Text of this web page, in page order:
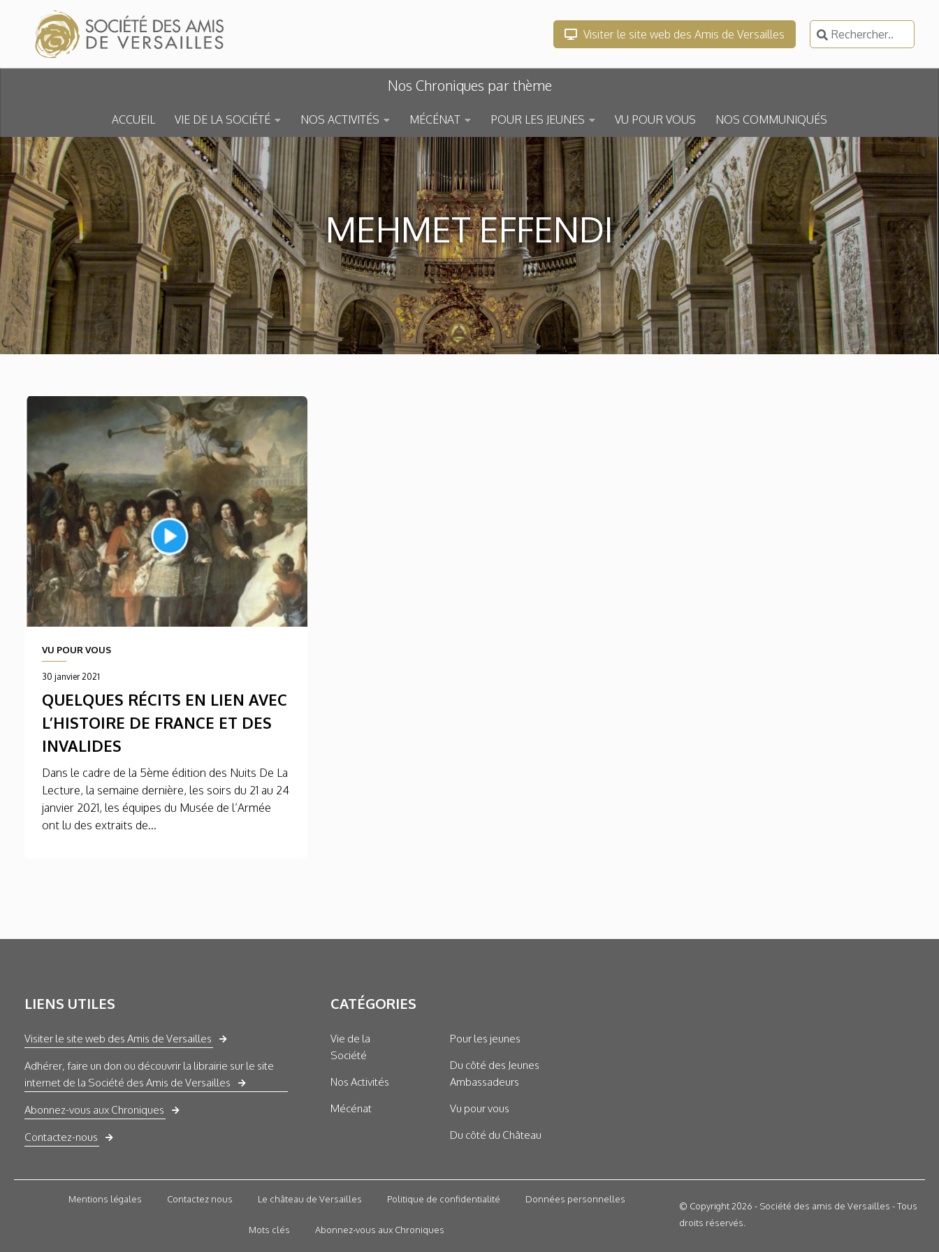
Skip to content
Visiter le site web des Amis de Versailles
Rechercher :
Nos Chroniques par thème
ACCUEIL VIE DE LA SOCIÉTÉ NOS ACTIVITÉS MÉCÉNAT POUR LES JEUNES VU POUR VOUS NOS COMMUNIQUÉS
MEHMET EFFENDI
VU POUR VOUS
30 janvier 2021
QUELQUES RÉCITS EN LIEN AVEC
L’HISTOIRE DE FRANCE ET DES
INVALIDES
Dans le cadre de la 5ème édition des Nuits De La
Lecture, la semaine dernière, les soirs du 21 au 24
janvier 2021, les équipes du Musée de l’Armée
ont lu des extraits de...
LIENS UTILES
Visiter le site web des Amis de Versailles
Adhérer, faire un don ou découvrir la librairie sur le site
internet de la Société des Amis de Versailles
Abonnez-vous aux Chroniques
Contactez-nous
CATÉGORIES
Vie de la
Société
Nos Activités
Mécénat
Pour les jeunes
Du côté des Jeunes
Ambassadeurs
Vu pour vous
Du côté du Château
Mentions légales Contactez nous Le château de Versailles Politique de confidentialité Données personnelles
Mots clés Abonnez-vous aux Chroniques
© Copyright 2026 - Société des amis de Versailles - Tous
droits réservés.